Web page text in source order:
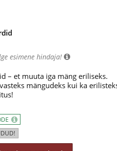
esimene hindaja!
– et muuta iga mäng eriliseks.
mängudeks kui ka